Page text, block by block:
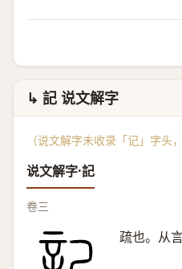
↳ 記 说文解字
（说文解字未收录「记」字头
说文解字·記
卷三
疏也。从